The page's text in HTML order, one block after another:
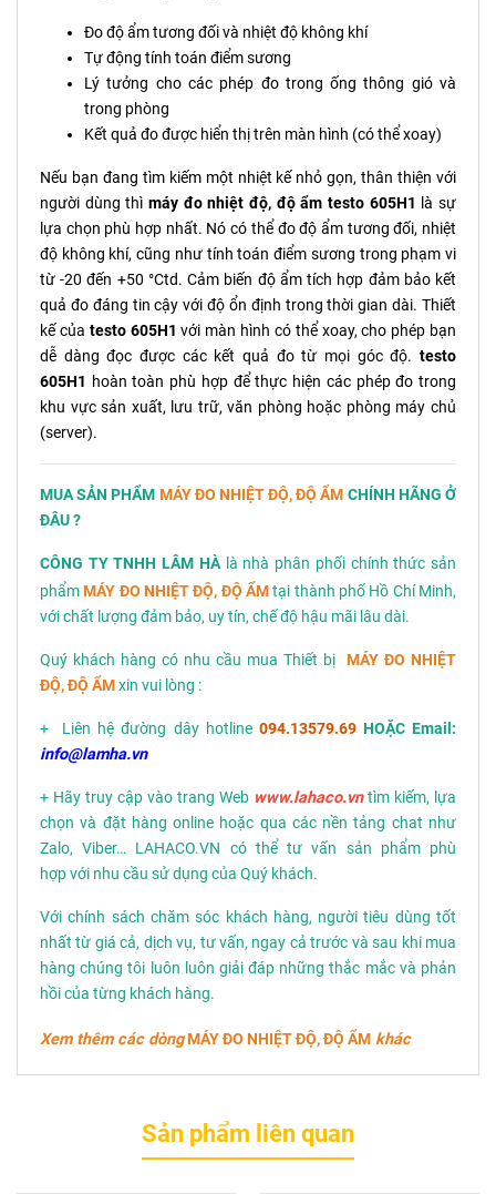
Đo độ ẩm tương đối và nhiệt độ không khí
Tự động tính toán điểm sương
Lý tưởng cho các phép đo trong ống thông gió và
trong phòng
Kết quả đo được hiển thị trên màn hình (có thể xoay)
Nếu bạn đang tìm kiếm một nhiệt kế nhỏ gọn, thân thiện với
người dùng thì máy đo nhiệt độ, độ ẩm testo 605H1 là sự
lựa chọn phù hợp nhất. Nó có thể đo độ ẩm tương đối, nhiệt
độ không khí, cũng như tính toán điểm sương trong phạm vi
từ -20 đến +50 °Ctd. Cảm biến độ ẩm tích hợp đảm bảo kết
quả đo đáng tin cậy với độ ổn định trong thời gian dài. Thiết
kế của testo 605H1với màn hình có thể xoay, cho phép bạn
dễ dàng đọc được các kết quả đo từ mọi góc độ. testo
605H1 hoàn toàn phù hợp để thực hiện các phép đo trong
khu vực sản xuất, lưu trữ, văn phòng hoặc phòng máy chủ
(server).
MUA SẢN PHẨM MÁY ĐO NHIỆT ĐỘ, ĐỘ ẨM CHÍNH HÃNG Ở
ĐÂU ?
CÔNG TY TNHH LÂM HÀlà nhà phân phối chính thức sản
phẩmMÁY ĐO NHIỆT ĐỘ, ĐỘ ẨMtại thành phố Hồ Chí Minh,
với chất lượng đảm bảo, uy tín, chế độ hậu mãi lâu dài.
Quý khách hàng có nhu cầu mua Thiết bị MÁY ĐO NHIỆT
ĐỘ, ĐỘ ẨMxin vui lòng :
+ Liên hệ đường dây hotline 094.13579.69HOẶC Email:
info@lamha.vn
+ Hãy truy cập vào trang Web www.lahaco.vntìm kiếm, lựa
chọn và đặt hàng online hoặc qua các nền tảng chat như
Zalo, Viber… LAHACO.VN có thể tư vấn sản phẩm phù
hợp với nhu cầu sử dụng của Quý khách.
Với chính sách chăm sóc khách hàng, người tiêu dùng tốt
nhất từ giá cả, dịch vụ, tư vấn, ngay cả trước và sau khi mua
hàng chúng tôi luôn luôn giải đáp những thắc mắc và phản
hồi của từng khách hàng.
Xem thêm các dòngMÁY ĐO NHIỆT ĐỘ, ĐỘ ẨM khác
Sản phẩm liên quan